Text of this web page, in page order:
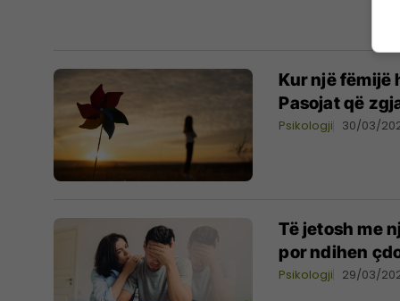
Kur një fëmijë
Pasojat që
Psikologji 30/03/
Të jetosh me
por ndihen
Psikologji 29/03/